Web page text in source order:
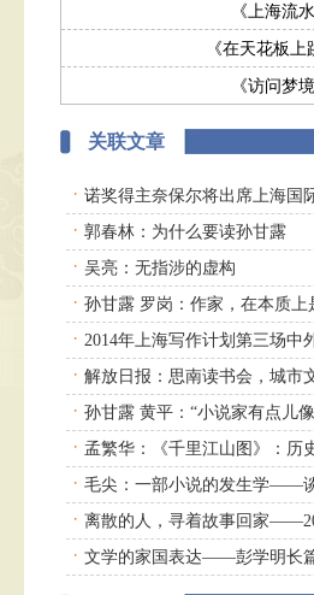
《上海流水
《在天花板上
《访问梦境
关联文章
· 诺奖得主奈保尔将出席上海国
· 郭春林：为什么要读孙甘露
· 吴亮：无指涉的虚构
· 孙甘露 罗岗：作家，在本质
· 2014年上海写作计划第三场中
· 解放日报：思南读书会，城市
· 孙甘露 黄平：“小说家有点儿
· 孟繁华：《千里江山图》：历
· 毛尖：一部小说的发生学——
· 离散的人，寻着故事回家
· 文学的家国表达——彭学明长